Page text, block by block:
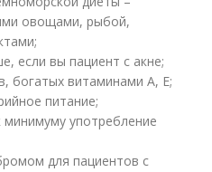
овощами, рыбой,
если вы пациент с акне;
богатых витаминами А, Е;
питание;
минимуму употребление
для пациентов с